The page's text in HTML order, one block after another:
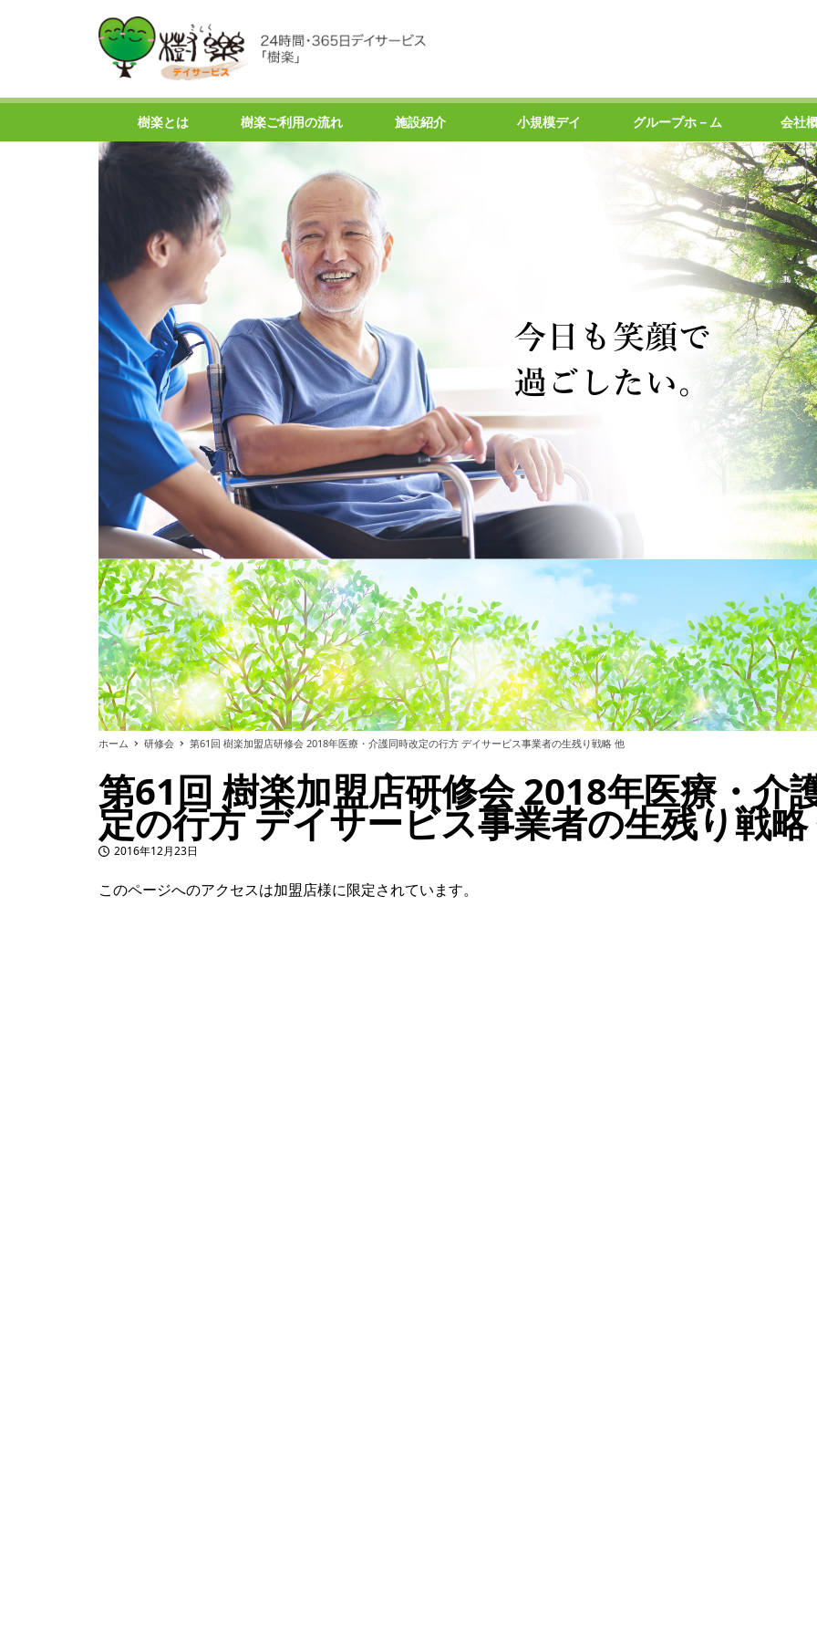
樹楽とは 樹楽ご利用の流れ 施設紹介 小規模デイ グループホ－ム 会社
ホーム 研修会 第61回 樹楽加盟店研修会 2018年医療・介護同時改定の行方 デイサービス事業者の生残り戦略 他
第61回 樹楽加盟店研修会 2018年医療・介
定の行方 デイサービス事業者の生残り戦略
投稿日2016年12月23日
このページへのアクセスは加盟店様に限定されています。